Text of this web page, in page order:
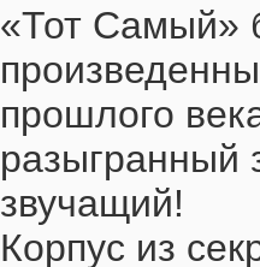
«Тот Самый»
прошлого
разыгранный
звучащий!
Корпус из